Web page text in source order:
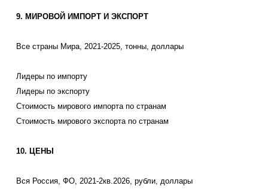
9. МИРОВОЙ ИМПОРТ И ЭКСПОРТ
Все страны Мира, 2021-2025, тонны, доллары
Лидеры по импорту
Лидеры по экспорту
Стоимость мирового импорта по странам
Стоимость мирового экспорта по странам
10. ЦЕНЫ
Вся Россия, ФО, 2021-2кв.2026, рубли, доллары